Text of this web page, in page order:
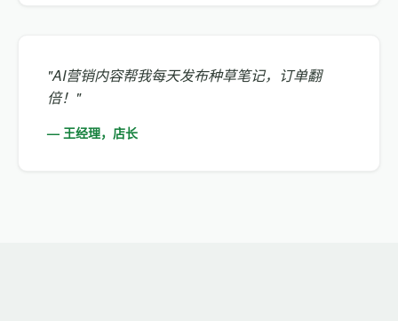
"AI营销内容帮我每天发布种草笔记，订单翻
倍！"
— 王经理，店长